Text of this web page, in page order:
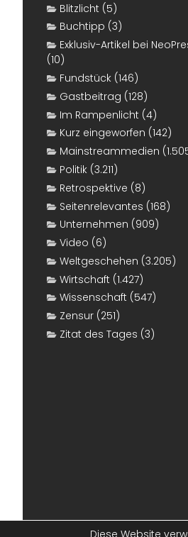
Blitzlicht (5)
Buchtipp (3)
Exklusiv-Artikel bei
(10)
Fundstück (146)
Gastbeitrag (128)
Im Rampenlicht (4)
Kurz eingeworfen (142)
Mainstreammedien
Politik (3.211)
Retrospektive (8)
Seitenrelevantes (168)
Unternehmen (909)
Video (6)
Weltgeschehen (3.205)
Wirtschaft (1.427)
Wissenschaft (547)
Zensur (251)
Zitat des Tages (3)
Diese Website